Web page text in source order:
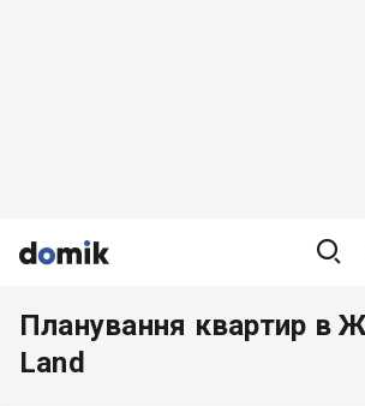


 
Планування квартир в
Land